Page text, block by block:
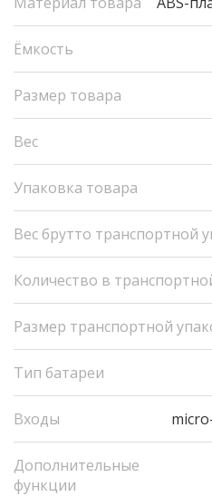
Ёмкость
Размер товара
Вес
Упаковка товара
Вес брутто транспортной
Количество в
Размер транспортной
Тип батареи
Входы
Дополнительные
функции